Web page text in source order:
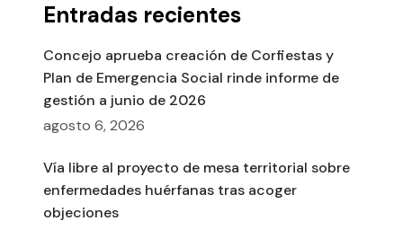
Entradas recientes
Concejo aprueba creación de Corfiestas y
Plan de Emergencia Social rinde informe de
gestión a junio de 2026
agosto 6, 2026
Vía libre al proyecto de mesa territorial sobre
enfermedades huérfanas tras acoger
objeciones